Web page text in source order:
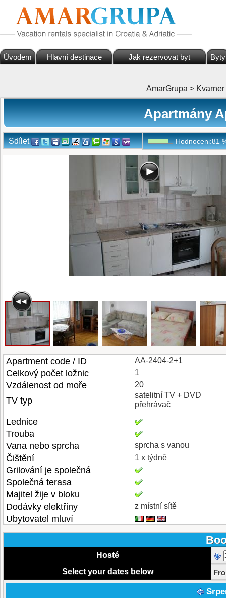
Úvodem Hlavní destinace Jak rezervovat byt Byty
AmarGrupa > Kvarner
Apartmány
Sdílet Hodnoceni:81
Apartment code / ID AA-2404-2+1
Celkový počet ložnic 1
Vzdálenost od moře 20
TV typ
satelitní TV + DVD
přehrávač
Lednice
Trouba
Vana nebo sprcha
sprcha s vanou
Čištění 1 x týdně
Grilování je společná
Společná terasa
Majitel žije v bloku
Dodávky elektřiny
z místní sítě
Ubytovatel mluví
Hosté
Select your dates below